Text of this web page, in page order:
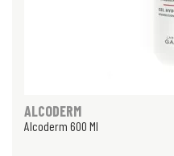
ALCODERM
Alcoderm 600 Ml